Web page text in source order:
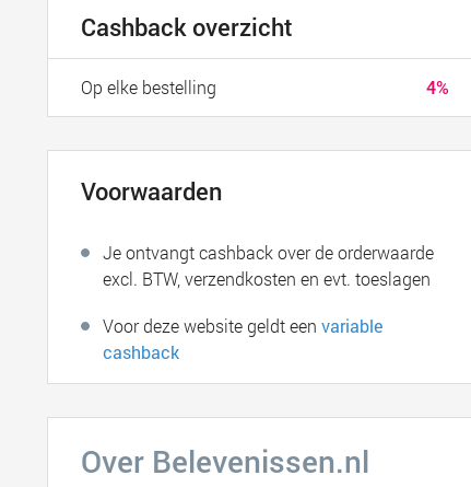
Cashback overzicht
4%
Op elke bestelling
Voorwaarden
Je ontvangt cashback over de orderwaarde
excl. BTW, verzendkosten en evt. toeslagen
Voor deze website geldt eenvariable
cashback
Over Belevenissen.nl